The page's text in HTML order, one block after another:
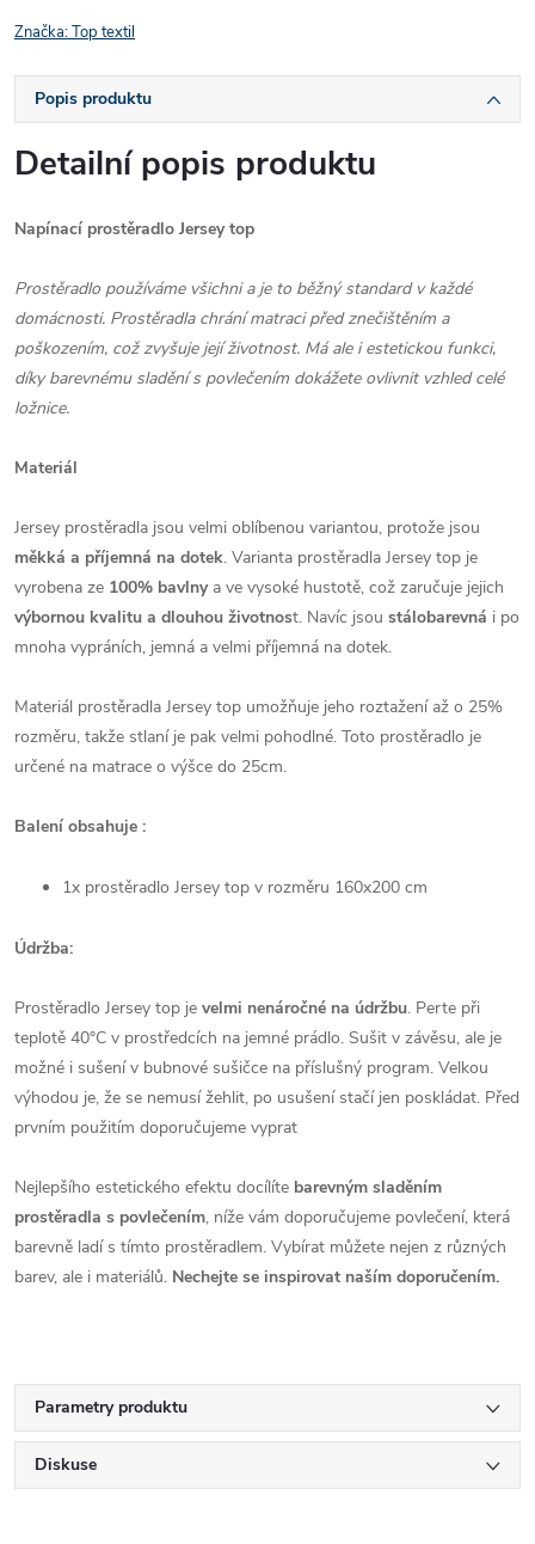
Značka:Top textil
Popis produktu
Detailní popis produktu
Napínací prostěradlo Jersey top
Prostěradlo používáme všichni a je to běžný standard v každé
domácnosti. Prostěradla chrání matraci před znečištěním a
poškozením, což zvyšuje její životnost. Má ale i estetickou funkci,
díky barevnému sladění s povlečením dokážete ovlivnit vzhled celé
ložnice.
Materiál
Jersey prostěradla jsou velmi oblíbenou variantou, protože jsou
měkká a příjemná na dotek. Varianta prostěradla Jersey top je
vyrobena ze 100% bavlnya ve vysoké hustotě, což zaručuje jejich
výbornou kvalitu a dlouhou životnost. Navíc jsou stálobarevná i po
mnoha vypráních, jemná a velmi příjemná na dotek.
Materiál prostěradla Jersey top umožňuje jeho roztažení až o 25%
rozměru, takže stlaní je pak velmi pohodlné. Toto prostěradlo je
určené na matrace o výšce do 25cm.
Balení obsahuje :
1x prostěradlo Jersey top v rozměru 160x200 cm
Údržba:
Prostěradlo Jersey top je velmi nenáročné na údržbu. Perte při
teplotě 40°C v prostředcích na jemné prádlo. Sušit v závěsu, ale je
možné i sušení v bubnové sušičce na příslušný program. Velkou
výhodou je, že se nemusí žehlit, po usušení stačí jen poskládat. Před
prvním použitím doporučujeme vyprat
Nejlepšího estetického efektu docílíte barevným sladěním
prostěradla s povlečením, níže vám doporučujeme povlečení, která
barevně ladí s tímto prostěradlem. Vybírat můžete nejen z různých
barev, ale i materiálů. Nechejte se inspirovat naším doporučením.
Parametry produktu
Diskuse